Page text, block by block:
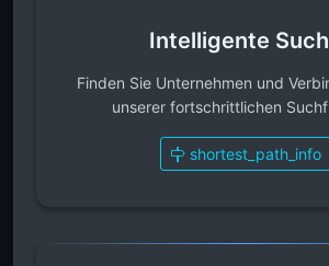
Intelligente
Finden Sie Unternehmen und
unserer fortschrittlichen
shortest_path_info